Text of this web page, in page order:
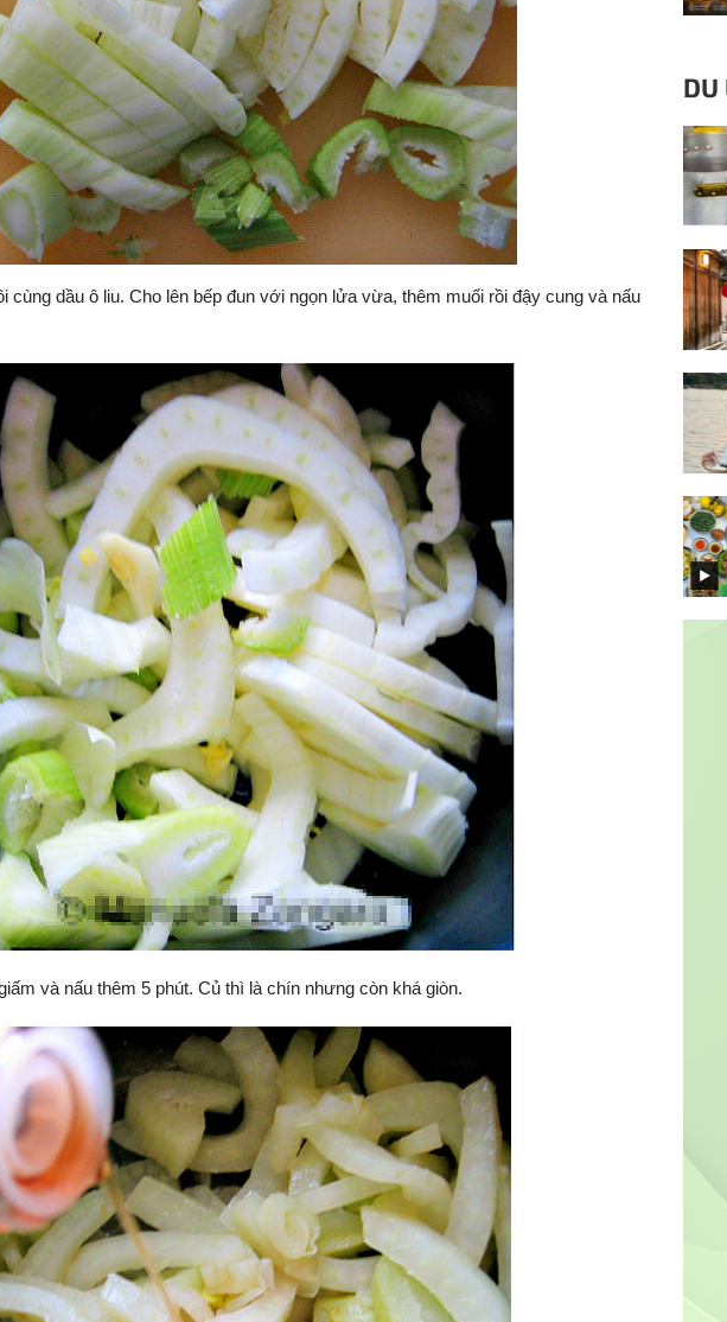
cùng dầu ô liu. Cho lên bếp đun với ngọn lửa vừa, thêm muối rồi đậy cung và nấu
và nấu thêm 5 phút. Củ thì là chín nhưng còn khá giòn.
DU